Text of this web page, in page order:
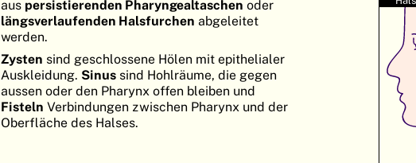
aus persistierenden Pharyngealtaschen oder
längsverlaufenden Halsfurchen abgeleitet
werden.
Zysten sind geschlossene Hölen mit epithelialer
Auskleidung. Sinus sind Hohlräume, die gegen
aussen oder den Pharynx offen bleiben und
Fisteln Verbindungen zwischen Pharynx und der
Oberfläche des Halses.